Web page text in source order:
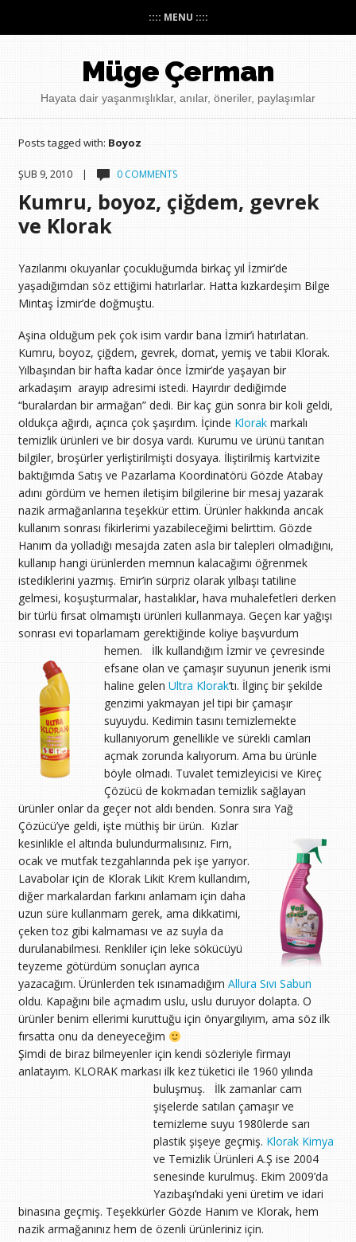
:::: MENU ::::
Müge Çerman
Hayata dair yaşanmışlıklar, anılar, öneriler, paylaşımlar
Posts tagged with: Boyoz
ŞUB 9, 2010 | 0 COMMENTS
Kumru, boyoz, çiğdem, gevrek
ve Klorak
Yazılarımı okuyanlar çocukluğumda birkaç yıl İzmir’de
yaşadığımdan söz ettiğimi hatırlarlar. Hatta kızkardeşim Bilge
Mintaş İzmir’de doğmuştu.
Aşina olduğum pek çok isim vardır bana İzmir’i hatırlatan.
Kumru, boyoz, çiğdem, gevrek, domat, yemiş ve tabii Klorak.
Yılbaşından bir hafta kadar önce İzmir’de yaşayan bir
arkadaşım arayıp adresimi istedi. Hayırdır dediğimde
“buralardan bir armağan” dedi. Bir kaç gün sonra bir koli geldi,
oldukça ağırdı, açınca çok şaşırdım. İçinde Klorakmarkalı
temizlik ürünleri ve bir dosya vardı. Kurumu ve ürünü tanıtan
bilgiler, broşürler yerliştirilmişti dosyaya. İliştirilmiş kartvizite
baktığımda Satış ve Pazarlama Koordinatörü Gözde Atabay
adını gördüm ve hemen iletişim bilgilerine bir mesaj yazarak
nazik armağanlarına teşekkür ettim. Ürünler hakkında ancak
kullanım sonrası fikirlerimi yazabileceğimi belirttim. Gözde
Hanım da yolladığı mesajda zaten asla bir talepleri olmadığını,
kullanıp hangi ürünlerden memnun kalacağımı öğrenmek
istediklerini yazmış. Emir’in sürpriz olarak yılbaşı tatiline
gelmesi, koşuşturmalar, hastalıklar, hava muhalefetleri derken
bir türlü fırsat olmamıştı ürünleri kullanmaya. Geçen kar yağışı
sonrası evi toparlamam gerektiğinde koliye başvurdum
hemen.
İlk kullandığım İzmir ve çevresinde
efsane olan ve çamaşır suyunun jenerik ismi
haline gelen Ultra Klorak‘tı. İlginç bir şekilde
genzimi yakmayan jel tipi bir çamaşır
suyuydu. Kedimin tasını temizlemekte
kullanıyorum genellikle ve sürekli camları
açmak zorunda kalıyorum. Ama bu ürünle
böyle olmadı. Tuvalet temizleyicisi ve Kireç
Çözücü de kokmadan temizlik sağlayan
ürünler onlar da geçer not aldı benden. Sonra sıra Yağ
Çözücü’ye geldi, işte müthiş bir ürün. Kızlar
kesinlikle el altında bulundurmalısınız. Fırn,
ocak ve mutfak tezgahlarında pek işe yarıyor.
Lavabolar için de Klorak Likit Krem kullandım,
diğer markalardan farkını anlamam için daha
uzun süre kullanmam gerek, ama dikkatimi,
çeken toz gibi kalmaması ve az suyla da
durulanabilmesi. Renkliler için leke sökücüyü
teyzeme götürdüm sonuçları ayrıca
yazacağım. Ürünlerden tek ısınamadığım Allura Sıvı Sabun
oldu. Kapağını bile açmadım uslu, uslu duruyor dolapta. O
ürünler benim ellerimi kuruttuğu için önyargılıyım, ama söz ilk
fırsatta onu da deneyeceğim
Şimdi de biraz bilmeyenler için kendi sözleriyle firmayı
anlatayım. KLORAK markası ilk kez tüketici ile 1960 yılında
buluşmuş.
İlk zamanlar cam
şişelerde satılan çamaşır ve
temizleme suyu 1980lerde sarı
plastik şişeye geçmiş. Klorak Kimya
ve Temizlik Ürünleri A.Ş ise 2004
senesinde kurulmuş. Ekim 2009’da
Yazıbaşı’ndaki yeni üretim ve idari
binasına geçmiş. Teşekkürler Gözde Hanım ve Klorak, hem
nazik armağanınız hem de özenli ürünleriniz için.